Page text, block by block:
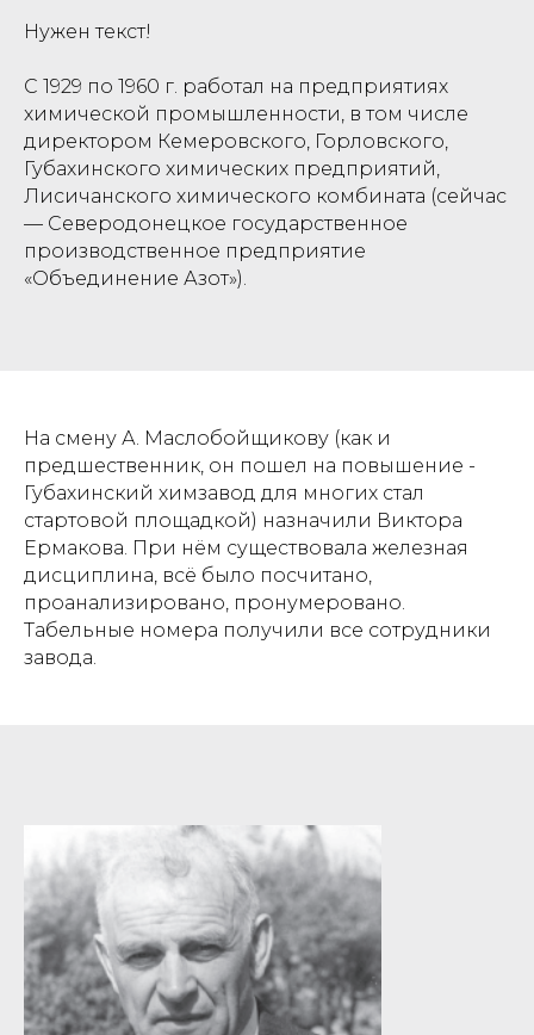
Нужен текст!
С 1929 по 1960 г. работал на предприятиях
химической промышленности, в том числе
директором Кемеровского, Горловского,
Губахинского химических предприятий,
Лисичанского химического комбината (сейчас
— Северодонецкое государственное
производственное предприятие
«Объединение Азот»).
На смену А. Маслобойщикову (как и
предшественник, он пошел на повышение -
Губахинский химзавод для многих стал
стартовой площадкой) назначили Виктора
Ермакова. При нём существовала железная
дисциплина, всё было посчитано,
проанализировано, пронумеровано.
Табельные номера получили все сотрудники
завода.